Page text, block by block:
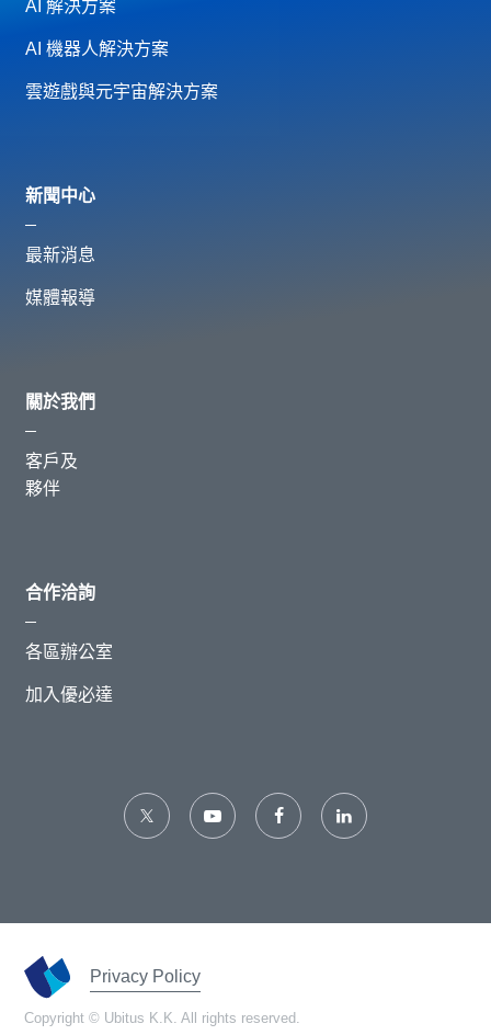
AI 解決方案
AI 機器人解決方案
雲遊戲與元宇宙解決方案
新聞中心
最新消息
媒體報導
關於我們
客戶及
夥伴
合作洽詢
各區辦公室
加入優必達
Privacy Policy
Copyright © Ubitus K.K. All rights reserved.